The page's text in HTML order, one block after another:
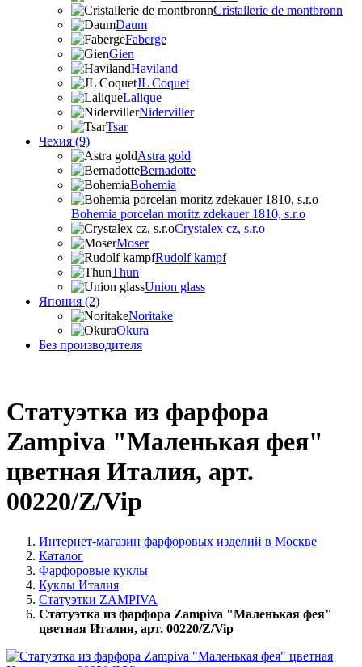
Cristallerie de montbronn
Daum
Faberge
Gien
Haviland
JL Coquet
Lalique
Niderviller
Tsar
Чехия (9)
Astra gold
Bernadotte
Bohemia
Bohemia porcelan moritz zdekauer 1810, s.r.o
Crystalex cz, s.r.o
Moser
Rudolf kampf
Thun
Union glass
Япония (2)
Noritake
Okura
Без производителя
Статуэтка из фарфора
Zampiva "Маленькая фея"
цветная Италия, арт.
00220/Z/Vip
Интернет-магазин фарфоровых изделий в Москве
Каталог
Фарфоровые куклы
Куклы Италия
Статуэтки ZAMPIVA
Статуэтка из фарфора Zampiva "Маленькая фея"
цветная Италия, арт. 00220/Z/Vip